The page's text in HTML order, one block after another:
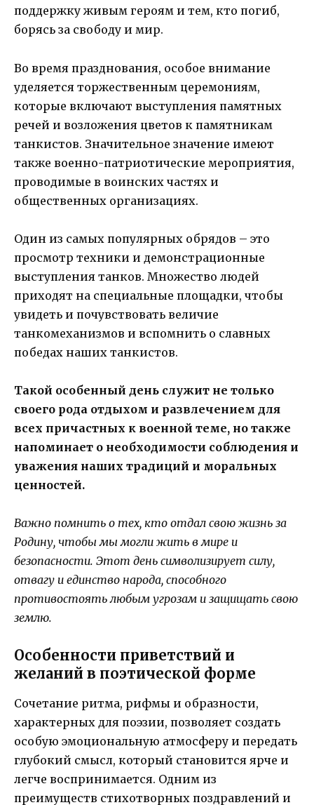
поддержку живым героям и тем, кто погиб,
борясь за свободу и мир.
Во время празднования, особое внимание
уделяется торжественным церемониям,
которые включают выступления памятных
речей и возложения цветов к памятникам
танкистов. Значительное значение имеют
также военно-патриотические мероприятия,
проводимые в воинских частях и
общественных организациях.
Один из самых популярных обрядов – это
просмотр техники и демонстрационные
выступления танков. Множество людей
приходят на специальные площадки, чтобы
увидеть и почувствовать величие
танкомеханизмов и вспомнить о славных
победах наших танкистов.
Такой особенный день служит не только
своего рода отдыхом и развлечением для
всех причастных к военной теме, но также
напоминает о необходимости соблюдения и
уважения наших традиций и моральных
ценностей.
Важно помнить о тех, кто отдал свою жизнь за
Родину, чтобы мы могли жить в мире и
безопасности. Этот день символизирует силу,
отвагу и единство народа, способного
противостоять любым угрозам и защищать свою
землю.
Особенности приветствий и
желаний в поэтической форме
Сочетание ритма, рифмы и образности,
характерных для поэзии, позволяет создать
особую эмоциональную атмосферу и передать
глубокий смысл, который становится ярче и
легче воспринимается. Одним из
преимуществ стихотворных поздравлений и